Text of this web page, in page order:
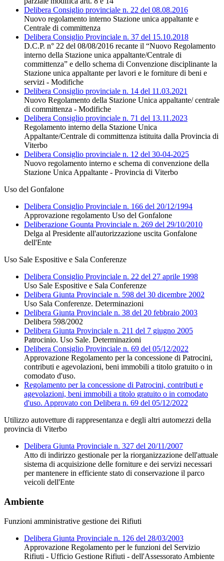
Delibera Consiglio provinciale n. 22 del 08.08.2016
Nuovo regolamento interno Stazione unica appaltante e
Centrale di committenza
Delibera Consiglio Provinciale n. 37 del 15.10.2018
D.C.P. n° 22 del 08/08/2016 recante il “Nuovo Regolamento
interno della Stazione unica appaltante/Centrale di
committenza” e dello schema di Convenzione disciplinante la
Stazione unica appaltante per lavori e le forniture di beni e
servizi - Modifiche
Delibera Consiglio provinciale n. 14 del 11.03.2021
Nuovo Regolamento della Stazione Unica appaltante/ centrale
di committenza - Modifiche
Delibera Consiglio provinciale n. 71 del 13.11.2023
Regolamento interno della Stazione Unica
Appaltante/Centrale di committenza istituita dalla Provincia di
Viterbo
Delibera Consiglio provinciale n. 12 del 30-04-2025
Nuovo regolamento interno e schema di convenzione della
Stazione Unica Appaltante - Provincia di Viterbo
Uso del Gonfalone
Delibera Consiglio Provinciale n. 166 del 20/12/1994
Approvazione regolamento Uso del Gonfalone
Deliberazione Gounta Provinciale n. 269 del 29/10/2010
Delga al Presidente all'autorizzazione uscita Gonfalone
dell'Ente
Uso Sale Espositive e Sala Conferenze
Delibera Consiglio Provinciale n. 22 del 27 aprile 1998
Uso Sale Espositive e Sala Conferenze
Delibera Giunta Provinciale n. 598 del 30 dicembre 2002
Uso Sala Conferenze. Determinazioni
Delibera Giunta Provinciale n. 38 del 20 febbraio 2003
Delibera 598/2002
Delibera Giunta Provinciale n. 211 del 7 giugno 2005
Patrocinio. Uso Sale. Determinazioni
Delibera Consiglio Provinciale n. 69 del 05/12/2022
Approvazione Regolamento per la concessione di Patrocini,
contributi e agevolazioni, beni immobili a titolo gratuito o in
comodato d'uso.
Regolamento per la concessione di Patrocini, contributi e
agevolazioni, beni immobili a titolo gratuito o in comodato
d'uso. Approvato con Delibera n. 69 del 05/12/2022
Utilizzo autovetture di rappresentanza e degli altri automezzi della
provincia di Viterbo
Delibera Giunta Provinciale n. 327 del 20/11/2007
Atto di indirizzo gestionale per la riorganizzazione dell'attuale
sistema di acquisizione delle forniture e dei servizi necessari
per mantenere in efficiente stato di conservazione il parco
veicoli dell'Ente
Ambiente
Funzioni amministrative gestione dei Rifiuti
Delibera Giunta Provinciale n. 126 del 28/03/2003
Approvazione Regolamento per le funzioni del Servizio
Rifiuti - Ufficio Gestione Rifiuti - dell'Assessorato Ambiente